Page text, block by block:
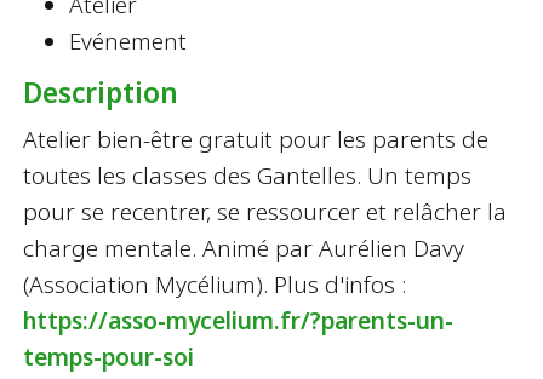
Evénement
Description
Atelier bien-être gratuit pour les parents de
toutes les classes des Gantelles. Un temps
pour se recentrer, se ressourcer et relâcher la
charge mentale. Animé par Aurélien Davy
(Association Mycélium). Plus d'infos :
https://asso-mycelium.fr/?parents-un-
temps-pour-soi